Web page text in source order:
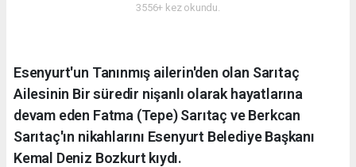
3556+ kez okundu.
Esenyurt'un Tanınmış ailerin'den olan Sarıtaç
Ailesinin Bir süredir nişanlı olarak hayatlarına
devam eden Fatma (Tepe) Sarıtaç ve Berkcan
Sarıtaç'ın nikahlarını Esenyurt Belediye Başkanı
Kemal Deniz Bozkurt kıydı.